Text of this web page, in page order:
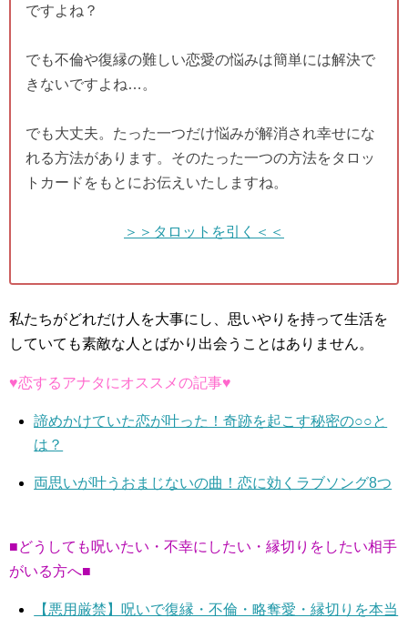
ですよね？
でも不倫や復縁の難しい恋愛の悩みは簡単には解決で
きないですよね…。
でも大丈夫。たった一つだけ悩みが解消され幸せにな
れる方法があります。そのたった一つの方法をタロッ
トカードをもとにお伝えいたしますね。
＞＞タロットを引く＜＜
私たちがどれだけ人を大事にし、思いやりを持って生活を
していても素敵な人とばかり出会うことはありません。
♥恋するアナタにオススメの記事♥
諦めかけていた恋が叶った！奇跡を起こす秘密の○○と
は？
両思いが叶うおまじないの曲！恋に効くラブソング8つ
■どうしても呪いたい・不幸にしたい・縁切りをしたい相手
がいる方へ■
【悪用厳禁】呪いで復縁・不倫・略奪愛・縁切りを本当